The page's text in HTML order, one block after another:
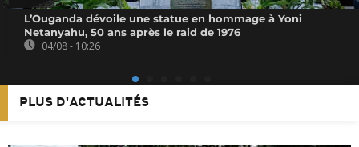
L’Ouganda dévoile une statue en hommage à Yoni
Netanyahu, 50 ans après le raid de 1976
04/08 - 10:26
PLUS D'ACTUALITÉS